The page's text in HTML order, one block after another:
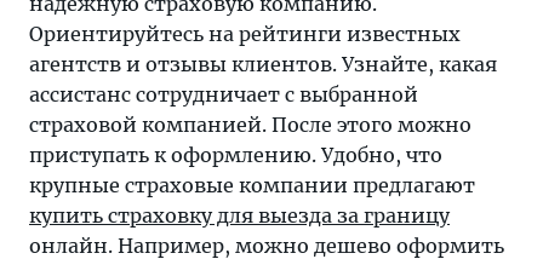
Ориентируйтесь на рейтинги известных
агентств и отзывы клиентов. Узнайте, какая
ассистанс сотрудничает с выбранной
страховой компанией. После этого можно
приступать к оформлению. Удобно, что
крупные страховые компании предлагают
купить страховку для выезда за границу
онлайн. Например, можно дешево оформить